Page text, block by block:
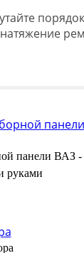
панели ВАЗ -
руками